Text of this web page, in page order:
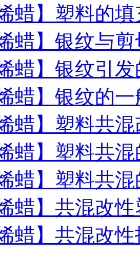
蜡】塑料的
蜡】银纹与
蜡】银纹引
蜡】银纹的
蜡】塑料共
蜡】塑料共
蜡】塑料共
蜡】共混改
蜡】共混改